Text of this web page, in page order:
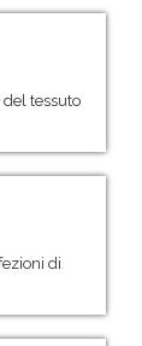
del tessuto
di